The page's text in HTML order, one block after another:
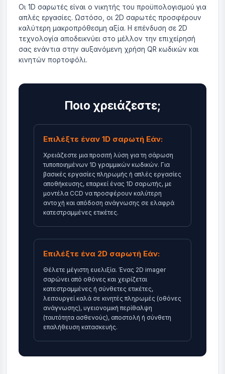
Οι 1D σαρωτές είναι ο νικητής του προϋπολογισμού για
απλές εργασίες. Ωστόσο, οι 2D σαρωτές προσφέρουν
καλύτερη μακροπρόθεσμη αξία. Η επένδυση σε 2D
τεχνολογία αποδεικνύει στο μέλλον την επιχείρησή
σας ενάντια στην αυξανόμενη χρήση QR κωδικών και
κινητών πορτοφόλι.
Ποιο χρειάζεστε;
Επιλέξτε έναν 1D σαρωτή Εάν:
Χρειάζεστε μια προσιτή λύση για τη σάρωση
τυποποιημένων 1D γραμμικών κωδικών. Για
βασικές εργασίες πληρωμής ή απλές εργασίες
αποθήκευσης, επαρκεί ένας 1D σαρωτής, με
μοντέλα CCD να προσφέρουν καλύτερη
αντοχή και απόδοση ανάγνωσης σε ελαφρά
κατεστραμμένες ετικέτες.
Επιλέξτε ένα 2D σαρωτή Εάν:
Θέλετε μέγιστη ευελιξία. Ένας 2D imager
σαρώνει από οθόνες και χειρίζεται
κατεστραμμένες ή σύνθετες ετικέτες,
λειτουργεί καλά σε κινητές πληρωμές (οθόνες
ανάγνωσης), υγειονομική περίθαλψη
(ταυτότητα ασθενούς), αποστολή ή σύνθετη
επαλήθευση κατασκευής.